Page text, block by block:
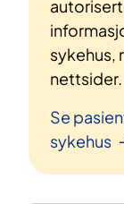
sykehus,
nettsider.
Se
sykehus